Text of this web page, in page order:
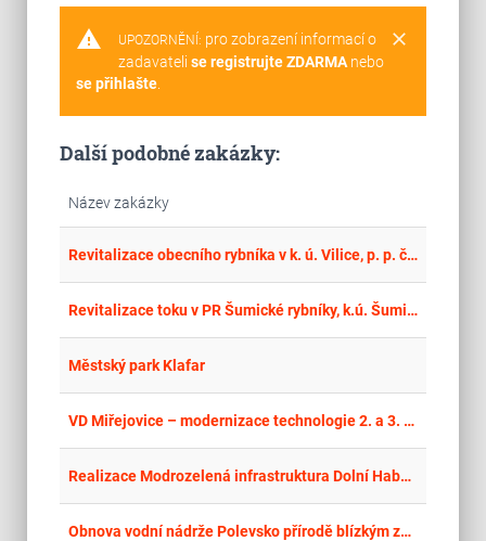
warning clear
UPOZORNĚNÍ: pro zobrazení informací o
zadavateli se registrujte ZDARMAnebo
se přihlašte.
Další podobné zakázky:
Název zakázky
Revitalizace obecního rybníka v k. ú. Vilice, p. p. č. 12/1
Revitalizace toku v PR Šumické rybníky, k.ú. Šumice
Městský park Klafar
VD Miřejovice – modernizace technologie 2. a 3. jezového pole
Realizace Modrozelená infrastruktura Dolní Habartice
Obnova vodní nádrže Polevsko přírodě blízkým způsobem